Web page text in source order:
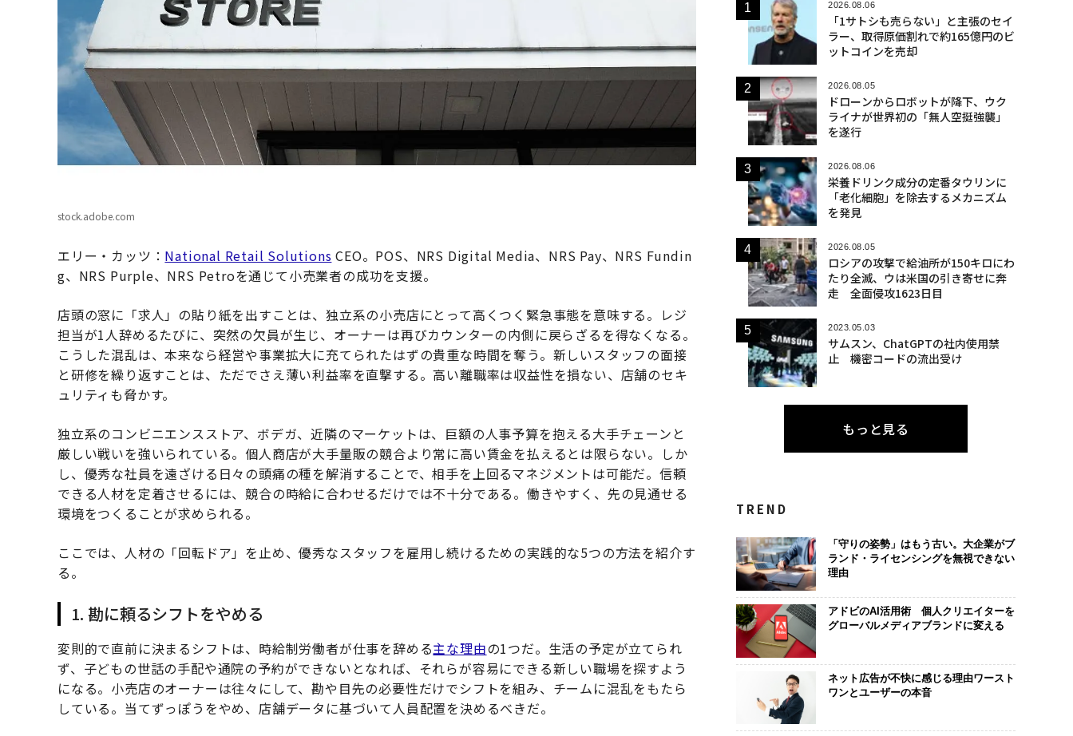
stock.adobe.com
エリー・カッツ： National Retail Solutions CEO。POS、NRS Digital Media、NRS Pay、NRS Fundin
g、NRS Purple、NRS Petroを通じて小売業者の成功を支援。
店頭の窓に「求人」の貼り紙を出すことは、独立系の小売店にとって高くつく緊急事態を意味する。レジ
担当が1人辞めるたびに、突然の欠員が生じ、オーナーは再びカウンターの内側に戻らざるを得なくなる。
こうした混乱は、本来なら経営や事業拡大に充てられたはずの貴重な時間を奪う。新しいスタッフの面接
と研修を繰り返すことは、ただでさえ薄い利益率を直撃する。高い離職率は収益性を損ない、店舗のセキ
ュリティも脅かす。
独立系のコンビニエンスストア、ボデガ、近隣のマーケットは、巨額の人事予算を抱える大手チェーンと
厳しい戦いを強いられている。個人商店が大手量販の競合より常に高い賃金を払えるとは限らない。しか
し、優秀な社員を遠ざける日々の頭痛の種を解消することで、相手を上回るマネジメントは可能だ。信頼
できる人材を定着させるには、競合の時給に合わせるだけでは不十分である。働きやすく、先の見通せる
環境をつくることが求められる。
ここでは、人材の「回転ドア」を止め、優秀なスタッフを雇用し続けるための実践的な5つの方法を紹介す
る。
1. 勘に頼るシフトをやめる
変則的で直前に決まるシフトは、時給制労働者が仕事を辞める主な理由の1つだ。生活の予定が立てられ
ず、子どもの世話の手配や通院の予約ができないとなれば、それらが容易にできる新しい職場を探すよう
になる。小売店のオーナーは往々にして、勘や目先の必要性だけでシフトを組み、チームに混乱をもたら
している。当てずっぽうをやめ、店舗データに基づいて人員配置を決めるべきだ。
2026.08.06
「1サトシも売らない」と主張のセイ
ラー、取得原価割れで約165億円のビ
ットコインを売却
2026.08.05
ドローンからロボットが降下、ウク
ライナが世界初の「無人空挺強襲」
を遂行
2026.08.06
栄養ドリンク成分の定番タウリンに
「老化細胞」を除去するメカニズム
を発見
2026.08.05
ロシアの攻撃で給油所が150キロにわ
たり全滅、ウは米国の引き寄せに奔
走 全面侵攻1623日目
2023.05.03
サムスン、ChatGPTの社内使用禁
止 機密コードの流出受け
もっと見る
TREND
「守りの姿勢」はもう古い。大企業がブ
ランド・ライセンシングを無視できない
理由
アドビのAI活用術 個人クリエイターを
グローバルメディアブランドに変える
ネット広告が不快に感じる理由ワースト
ワンとユーザーの本音